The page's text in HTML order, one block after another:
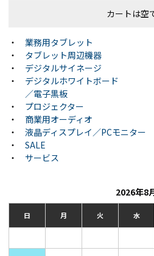
カートは空
・
業務用タブレット
・
タブレット周辺機器
・
デジタルサイネージ
・
デジタルホワイトボード
／電子黒板
・
プロジェクター
・
商業用オーディオ
・
液晶ディスプレイ／PCモニター
・
SALE
・
サービス
2026年8
日 月 火 水